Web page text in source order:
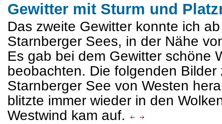
Gewitter mit Sturm und
Das zweite Gewitter konnte ich
Starnberger Sees, in der Nähe
Es gab bei dem Gewitter schöne
beobachten. Die folgenden
Starnberger See von Westen
blitzte immer wieder in den
Westwind kam auf.